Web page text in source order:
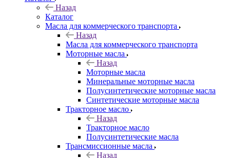
Назад
Каталог
Масла для коммерческого транспорта
Назад
Масла для коммерческого транспорта
Моторные масла
Назад
Моторные масла
Минеральные моторные масла
Полусинтетические моторные масла
Синтетические моторные масла
Тракторное масло
Назад
Тракторное масло
Полусинтетические масла
Трансмиссионные масла
Назад